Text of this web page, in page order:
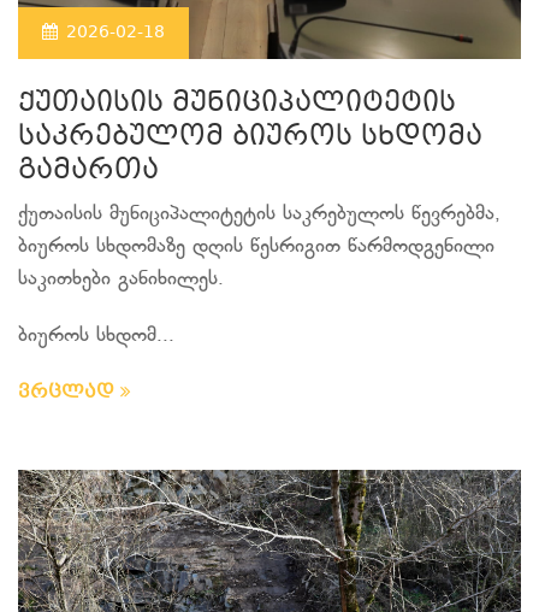
2026-02-18
ქუთაისის მუნიციპალიტეტის
საკრებულომ ბიუროს სხდომა
გამართა
ქუთაისის მუნიციპალიტეტის საკრებულოს წევრებმა,
ბიუროს სხდომაზე დღის წესრიგით წარმოდგენილი
საკითხები განიხილეს.
ბიუროს სხდომ...
ვრცლად